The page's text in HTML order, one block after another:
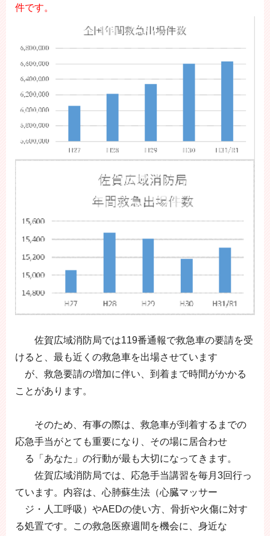
件です。
佐賀広域消防局では119番通報で救急車の要請を受
けると、最も近くの救急車を出場させています
が、救急要請の増加に伴い、到着まで時間がかかる
ことがあります。
そのため、有事の際は、救急車が到着するまでの
応急手当がとても重要になり、その場に居合わせ
る「あなた」の行動が最も大切になってきます。
佐賀広域消防局では、応急手当講習を毎月3回行っ
ています。内容は、心肺蘇生法（心臓マッサー
ジ・人工呼吸）やAEDの使い方、骨折や火傷に対す
る処置です。この救急医療週間を機会に、身近な